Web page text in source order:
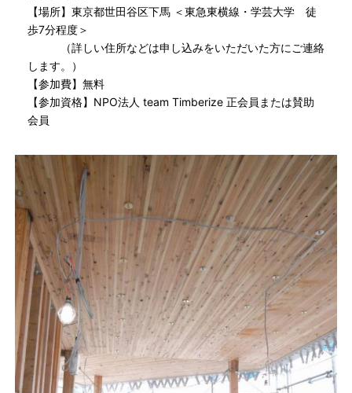
【場所】東京都世田谷区下馬 ＜東急東横線・学芸大学 徒
歩7分程度＞
（詳しい住所などは申し込みをいただいた方にご連絡
します。）
【参加費】無料
【参加資格】NPO法人 team Timberize 正会員または賛助
会員